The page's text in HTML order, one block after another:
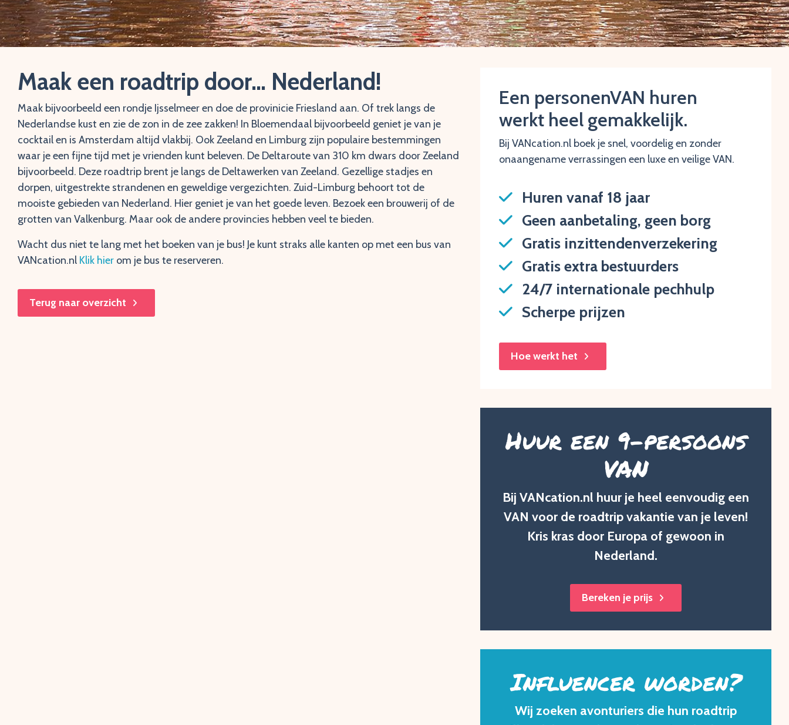
Maak een roadtrip door… Nederland!
Maak bijvoorbeeld een rondje Ijsselmeer en doe de provinicie Friesland aan. Of trek langs de
Nederlandse kust en zie de zon in de zee zakken! In Bloemendaal bijvoorbeeld geniet je van je
cocktail en is Amsterdam altijd vlakbij. Ook Zeeland en Limburg zijn populaire bestemmingen
waar je een fijne tijd met je vrienden kunt beleven. De Deltaroute van 310 km dwars door Zeeland
bijvoorbeeld. Deze roadtrip brent je langs de Deltawerken van Zeeland. Gezellige stadjes en
dorpen, uitgestrekte strandenen en geweldige vergezichten. Zuid-Limburg behoort tot de
mooiste gebieden van Nederland. Hier geniet je van het goede leven. Bezoek een brouwerij of de
grotten van Valkenburg. Maar ook de andere provincies hebben veel te bieden.
Wacht dus niet te lang met het boeken van je bus! Je kunt straks alle kanten op met een bus van
VANcation.nl Klik hier om je bus te reserveren.
Terug naar overzicht
Een personenVAN huren
werkt heel gemakkelijk.
Bij VANcation.nl boek je snel, voordelig en zonder
onaangename verrassingen een luxe en veilige VAN.
Huren vanaf 18 jaar
Geen aanbetaling, geen borg
Gratis inzittendenverzekering
Gratis extra bestuurders
24/7 internationale pechhulp
Scherpe prijzen
Hoe werkt het
Huur een 9-persoons
VAN
Bij VANcation.nl huur je heel eenvoudig een
VAN voor de roadtrip vakantie van je leven!
Kris kras door Europa of gewoon in
Nederland.
Bereken je prijs
Influencer worden?
Wij zoeken avonturiers die hun roadtrip